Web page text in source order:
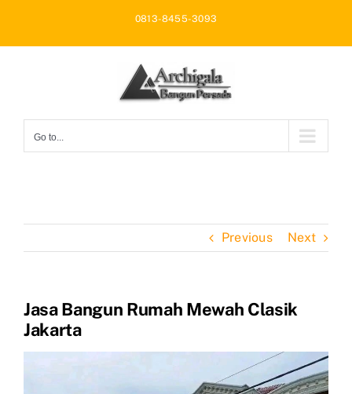
0813-8455-3093
Go to...
Previous Next
Jasa Bangun Rumah Mewah Clasik
Jakarta